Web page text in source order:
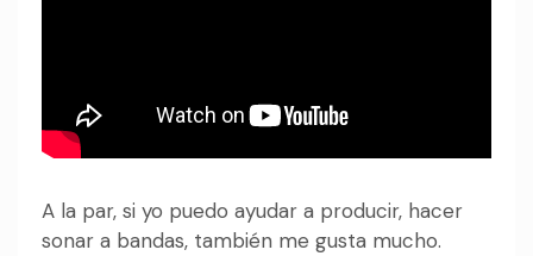
A la par, si yo puedo ayudar a producir, hacer
sonar a bandas, también me gusta mucho.